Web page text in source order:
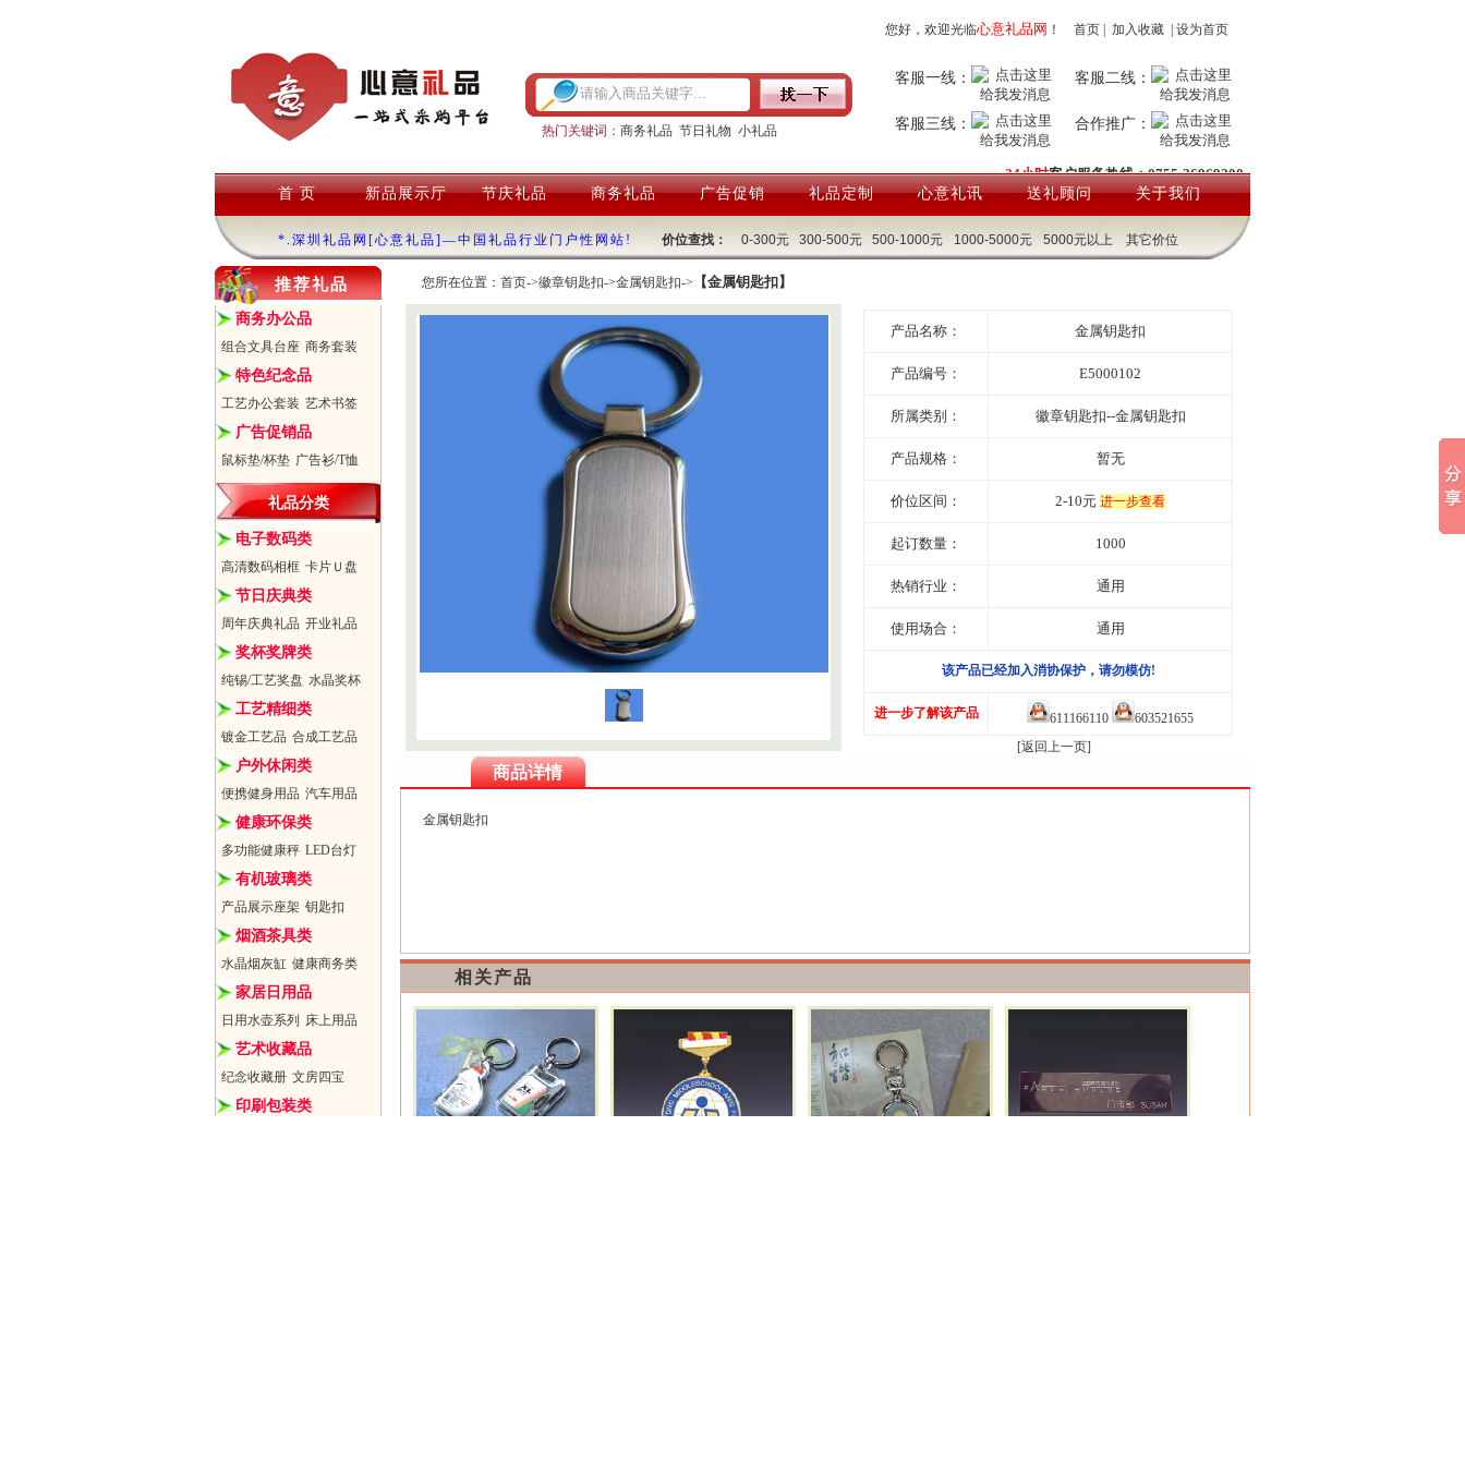
您好，欢迎光临心意礼品网 ！ 首页 加入收藏 设为首页
热门关键词： 商务礼品 节日礼物 小礼品
客服一线： 客服二线：
客服三线： 合作推广：
24小时客户服务热线：0755-26969200
首 页
新品展示厅 节庆礼品 商务礼品 广告促销 礼品定制 心意礼讯 送礼顾问 关于我们
*.深圳礼品网[心意礼品]—中国礼品行业门户性网站! 价位查找： 0-300元 300-500元 500-1000元 1000-5000元 5000元以上 其它价位
推荐礼品
商务办公品
组合文具台座 商务套装
特色纪念品
工艺办公套装 艺术书签
广告促销品
鼠标垫/杯垫 广告衫/T恤
礼品分类
电子数码类
高清数码相框 卡片Ｕ盘
节日庆典类
周年庆典礼品 开业礼品
奖杯奖牌类
纯锡/工艺奖盘 水晶奖杯
工艺精细类
镀金工艺品 合成工艺品
户外休闲类
便携健身用品 汽车用品
健康环保类
多功能健康秤 LED台灯
有机玻璃类
产品展示座架 钥匙扣
烟酒茶具类
水晶烟灰缸 健康商务类
家居日用品
日用水壶系列 床上用品
艺术收藏品
纪念收藏册 文房四宝
印刷包装类
您所在位置： 首页->徽章钥匙扣->金属钥匙扣-> 【金属钥匙扣】
产品名称： 金属钥匙扣
产品编号： E5000102
所属类别： 徽章钥匙扣--金属钥匙扣
产品规格： 暂无
价位区间： 2-10元 进一步查看
起订数量： 1000
热销行业： 通用
使用场合： 通用
该产品已经加入消协保护，请勿模仿!
进一步了解该产品 611166110
603521655
[返回上一页]
商品详情
金属钥匙扣
相关产品